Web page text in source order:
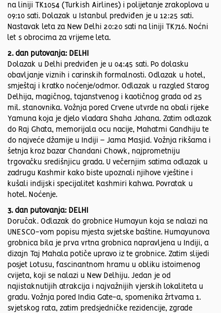
na liniji TK1054 (Turkish Airlines) i polijetanje zrakoplova u
09:10 sati. Dolazak u Istanbul predviđen je u 12:25 sati.
Nastavak leta za New Delhi 20:20 sati na liniji TK716. Noćni
let s obrocima za vrijeme leta.
2. dan putovanja: DELHI
Dolazak u Delhi predviđen je u 04:45 sati. Po dolasku
obavljanje viznih i carinskih formalnosti. Odlazak u hotel,
smještaj i kratko noćenje/odmor. Odlazak u razgled Starog
Delhija, magičnog, tajanstvenog i kaotičnog grada od 25
mil. stanovnika. Vožnja pored Crvene utvrde na obali rijeke
Yamuna koja je djelo vladara Shaha Jahana. Zatim odlazak
do Raj Ghata, memorijala ocu nacije, Mahatmi Gandhiju te
do najveće džamije u Indiji – Jama Masjid. Vožnja rikšama i
šetnja kroz bazar Chandani Chowk, najprometniju
trgovačku središnjicu grada. U večernjim satima odlazak u
zadrugu Kashmir kako biste upoznali njihove vještine i
kušali indijski specijalitet kashmiri kahwa. Povratak u
hotel. Noćenje.
3. dan putovanja: DELHI
Doručak. Odlazak do grobnice Humayun koja se nalazi na
UNESCO-vom popisu mjesta svjetske baštine. Humayunova
grobnica bila je prva vrtna grobnica napravljena u Indiji, a
dizajn Taj Mahala potiče upravo iz te grobnice. Zatim slijedi
posjet Lotusu, fascinantnom hramu u obliku istoimenog
cvijeta, koji se nalazi u New Delhiju. Jedan je od
najistaknutijih atrakcija i najvažnijih vjerskih lokaliteta u
gradu. Vožnja pored India Gate-a, spomenika žrtvama 1.
svjetskog rata, zatim predsjedničke rezidencije, zgrade